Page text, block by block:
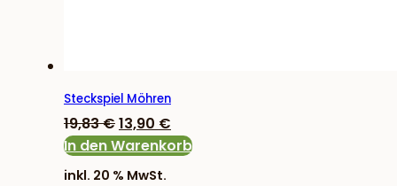
Steckspiel Möhren
19,83€Ursprünglicher
Preis
war:
13,90 €Aktueller
Preis
In den Warenkorb
inkl. 20 % MwSt.